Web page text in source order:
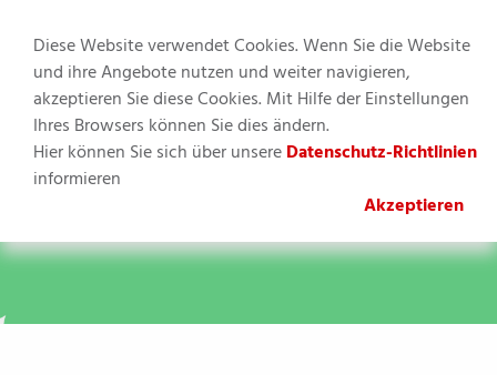
MENU
Diese Website verwendet Cookies. Wenn Sie die Website
und ihre Angebote nutzen und weiter navigieren,
akzeptieren Sie diese Cookies. Mit Hilfe der Einstellungen
Ihres Browsers können Sie dies ändern.
Hier können Sie sich über unsereDatenschutz-Richtlinien
informieren
Akzeptieren
Sie befinden sich hier: Kinderbetreuung»Hort
Schillerschule»